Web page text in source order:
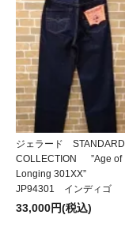
ジェラード STANDARD
COLLECTION ”Age of
Longing 301XX”
JP94301 インディゴ
33,000円(税込)